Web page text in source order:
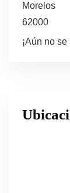
Morelos
62000
¡Aún no